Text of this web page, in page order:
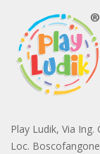
Play Ludik, Via
Loc.